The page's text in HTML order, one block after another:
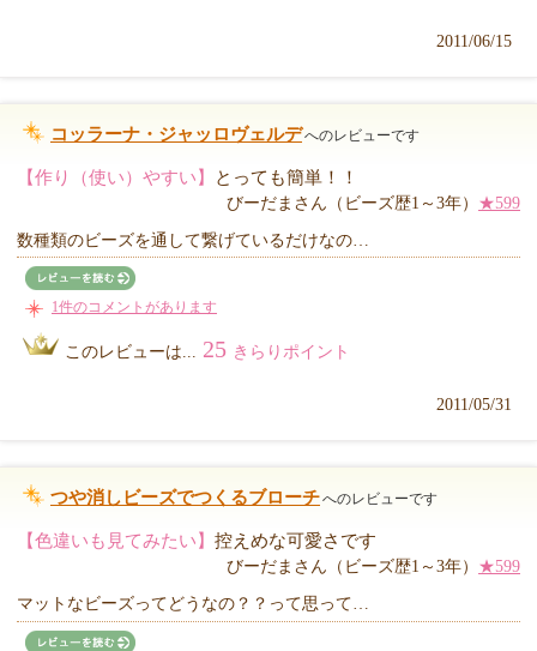
2011/06/15
コッラーナ・ジャッロヴェルデへのレビューです
【作り（使い）やすい】 とっても簡単！！
びーだまさん（ビーズ歴1～3年） ★599
数種類のビーズを通して繋げているだけなの…
1件のコメントがあります
このレビューは... 25 きらりポイント
2011/05/31
つや消しビーズでつくるブローチへのレビューです
【色違いも見てみたい】 控えめな可愛さです
びーだまさん（ビーズ歴1～3年） ★599
マットなビーズってどうなの？？って思って…